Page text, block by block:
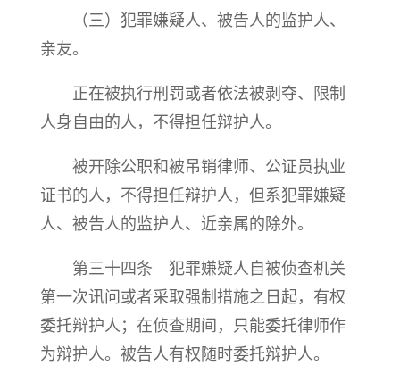
（三）犯罪嫌疑人、被告人的监护人、
亲友。
正在被执行刑罚或者依法被剥夺、限制
人身自由的人，不得担任辩护人。
被开除公职和被吊销律师、公证员执业
证书的人，不得担任辩护人，但系犯罪嫌疑
人、被告人的监护人、近亲属的除外。
第三十四条 犯罪嫌疑人自被侦查机关
第一次讯问或者采取强制措施之日起，有权
委托辩护人；在侦查期间，只能委托律师作
为辩护人。被告人有权随时委托辩护人。